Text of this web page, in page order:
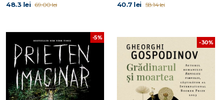
48.3 lei 69.00 lei 40.7 lei 58.14 lei
-5%
-30%